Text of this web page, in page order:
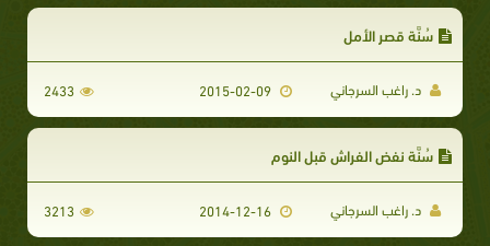
سُنَّة قصر الأمل
د. راغب السرجاني 2015-02-09
2433
سُنَّة نفض الفراش قبل النوم
د. راغب السرجاني 2014-12-16
3213